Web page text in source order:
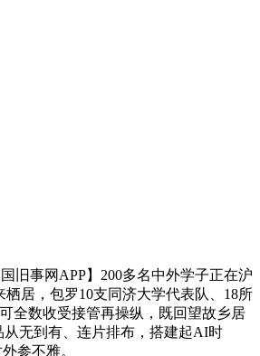
国旧事网APP】200多名中外学子正在沪
居，包罗10支同济大学代表队、18所
全数收受接管再操纵，既回望故乡居
无到有、连片排布，搭建起AI时
参不雅。